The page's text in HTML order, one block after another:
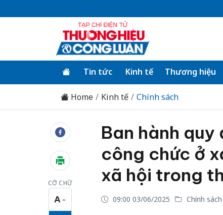
Tin tức Kinh tế Thương hiệu
Home Kinh tế Chính sách
CỠ CHỮ
A −
Cỡ chữ nhỏ
Ban hành
công chức ở
xã hội trong
09:00 03/06/2025 Chính sách